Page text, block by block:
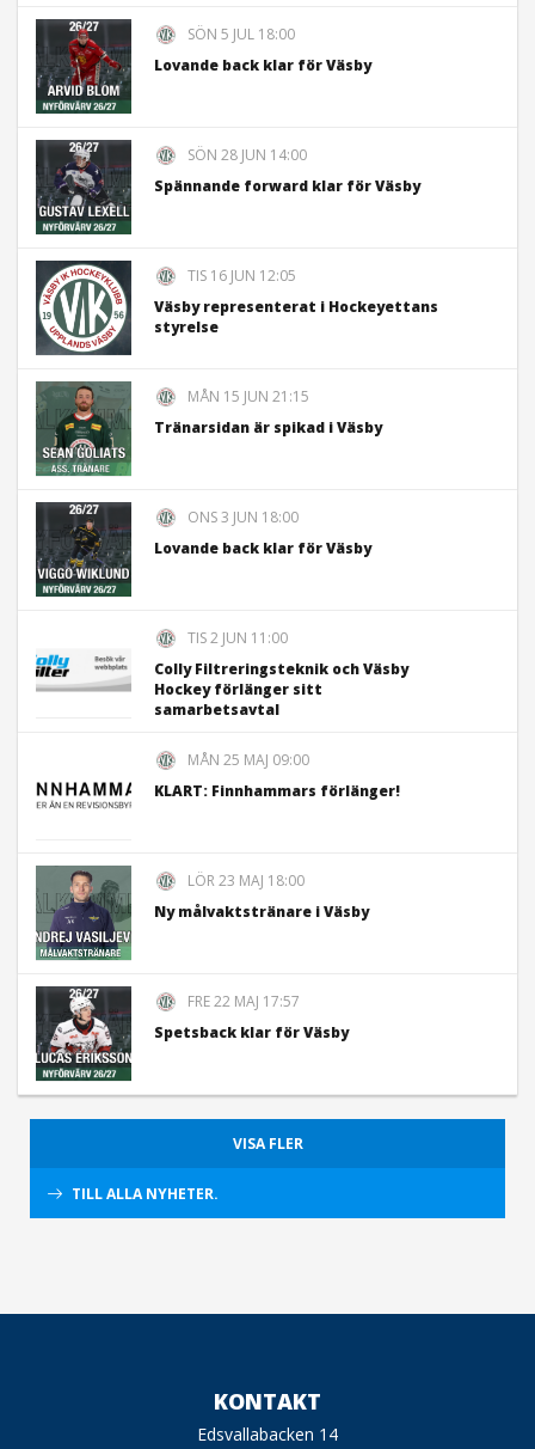
SÖN 5 JUL 18:00
Lovande back klar för Väsby
SÖN 28 JUN 14:00
Spännande forward klar för Väsby
TIS 16 JUN 12:05
Väsby representerat i Hockeyettans
styrelse
MÅN 15 JUN 21:15
Tränarsidan är spikad i Väsby
ONS 3 JUN 18:00
Lovande back klar för Väsby
TIS 2 JUN 11:00
Colly Filtreringsteknik och Väsby
Hockey förlänger sitt
samarbetsavtal
MÅN 25 MAJ 09:00
KLART: Finnhammars förlänger!
LÖR 23 MAJ 18:00
Ny målvaktstränare i Väsby
FRE 22 MAJ 17:57
Spetsback klar för Väsby
VISA FLER
TILL ALLA NYHETER.
KONTAKT
Edsvallabacken 14